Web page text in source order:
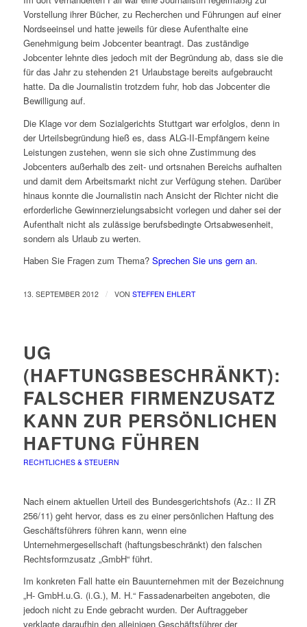
Vorstellung ihrer Bücher, zu Recherchen und Führungen auf einer
Nordseeinsel und hatte jeweils für diese Aufenthalte eine
Genehmigung beim Jobcenter beantragt. Das zuständige
Jobcenter lehnte dies jedoch mit der Begründung ab, dass sie die
für das Jahr zu stehenden 21 Urlaubstage bereits aufgebraucht
hatte. Da die Journalistin trotzdem fuhr, hob das Jobcenter die
Bewilligung auf.
Die Klage vor dem Sozialgerichts Stuttgart war erfolglos, denn in
der Urteilsbegründung hieß es, dass ALG-II-Empfängern keine
Leistungen zustehen, wenn sie sich ohne Zustimmung des
Jobcenters außerhalb des zeit- und ortsnahen Bereichs aufhalten
und damit dem Arbeitsmarkt nicht zur Verfügung stehen. Darüber
hinaus konnte die Journalistin nach Ansicht der Richter nicht die
erforderliche Gewinnerzielungsabsicht vorlegen und daher sei der
Aufenthalt nicht als zulässige berufsbedingte Ortsabwesenheit,
sondern als Urlaub zu werten.
Haben Sie Fragen zum Thema? Sprechen Sie uns gern an.
13. SEPTEMBER 2012 / VON STEFFEN EHLERT
UG
(HAFTUNGSBESCHRÄNKT):
FALSCHER FIRMENZUSATZ
KANN ZUR PERSÖNLICHEN
HAFTUNG FÜHREN
RECHTLICHES & STEUERN
Nach einem aktuellen Urteil des Bundesgerichtshofs (Az.: II ZR
256/11) geht hervor, dass es zu einer persönlichen Haftung des
Geschäftsführers führen kann, wenn eine
Unternehmergesellschaft (haftungsbeschränkt) den falschen
Rechtsformzusatz „GmbH“ führt.
Im konkreten Fall hatte ein Bauunternehmen mit der Bezeichnung
„H- GmbH.u.G. (i.G.), M. H.“ Fassadenarbeiten angeboten, die
jedoch nicht zu Ende gebracht wurden. Der Auftraggeber
verklagte daraufhin den alleinigen Geschäftsführer der